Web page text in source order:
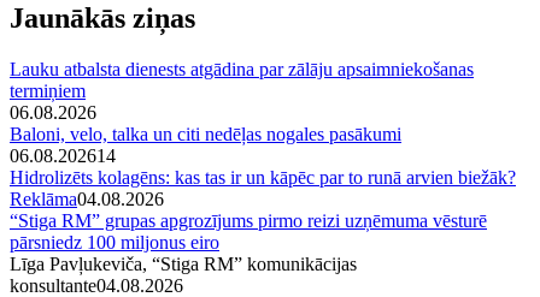
Jaunākās ziņas
Lauku atbalsta dienests atgādina par zālāju apsaimniekošanas
termiņiem
06.08.2026
Baloni, velo, talka un citi nedēļas nogales pasākumi
06.08.202614
Hidrolizēts kolagēns: kas tas ir un kāpēc par to runā arvien biežāk?
Reklāma04.08.2026
“Stiga RM” grupas apgrozījums pirmo reizi uzņēmuma vēsturē
pārsniedz 100 miljonus eiro
Līga Pavļukeviča, “Stiga RM” komunikācijas
konsultante04.08.2026